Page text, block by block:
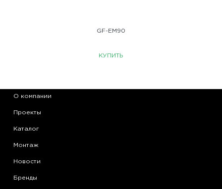
GF-EM90
КУПИТЬ
О компании
Проекты
Каталог
Монтаж
Новости
Бренды